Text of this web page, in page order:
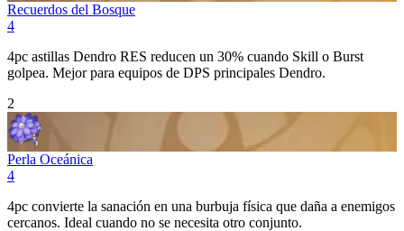
Recuerdos del Bosque
4
4pc astillas Dendro RES reducen un 30% cuando Skill o Burst
golpea. Mejor para equipos de DPS principales Dendro.
2
Perla Oceánica
4
4pc convierte la sanación en una burbuja física que daña a enemigos
cercanos. Ideal cuando no se necesita otro conjunto.